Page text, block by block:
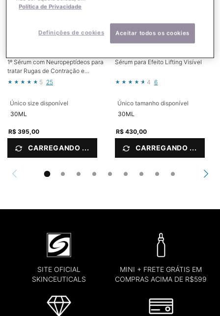
1º Sérum com Neuropeptídeos para
tratar Rugas de Contração e
Textura da Pele¹
5 25
Único size disponível
30ML
R$ 395,00
CARREGANDO ...
A.G.E. INTERRUPTER ULTRA
Sérum para Efeito Lifting Visível
4 6
Único tamanho disponível
30ML
R$ 430,00
CARREGANDO ...
SITE OFICIAL
SKINCEUTICALS
MINI + FRETE GRÁTIS EM
COMPRAS ACIMA DE R$599
Política de Privacidade
Definições de cookies Aceitar todos os cookies